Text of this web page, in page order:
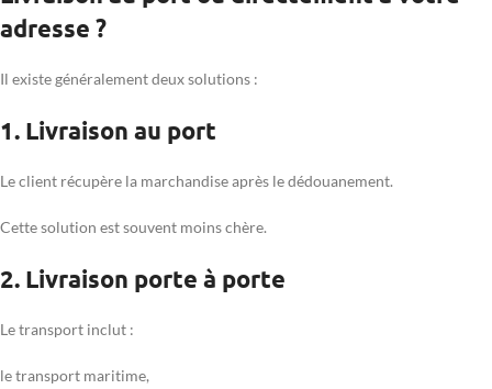
adresse ?
Il existe généralement deux solutions :
1. Livraison au port
Le client récupère la marchandise après le dédouanement.
Cette solution est souvent moins chère.
2. Livraison porte à porte
Le transport inclut :
le transport maritime,